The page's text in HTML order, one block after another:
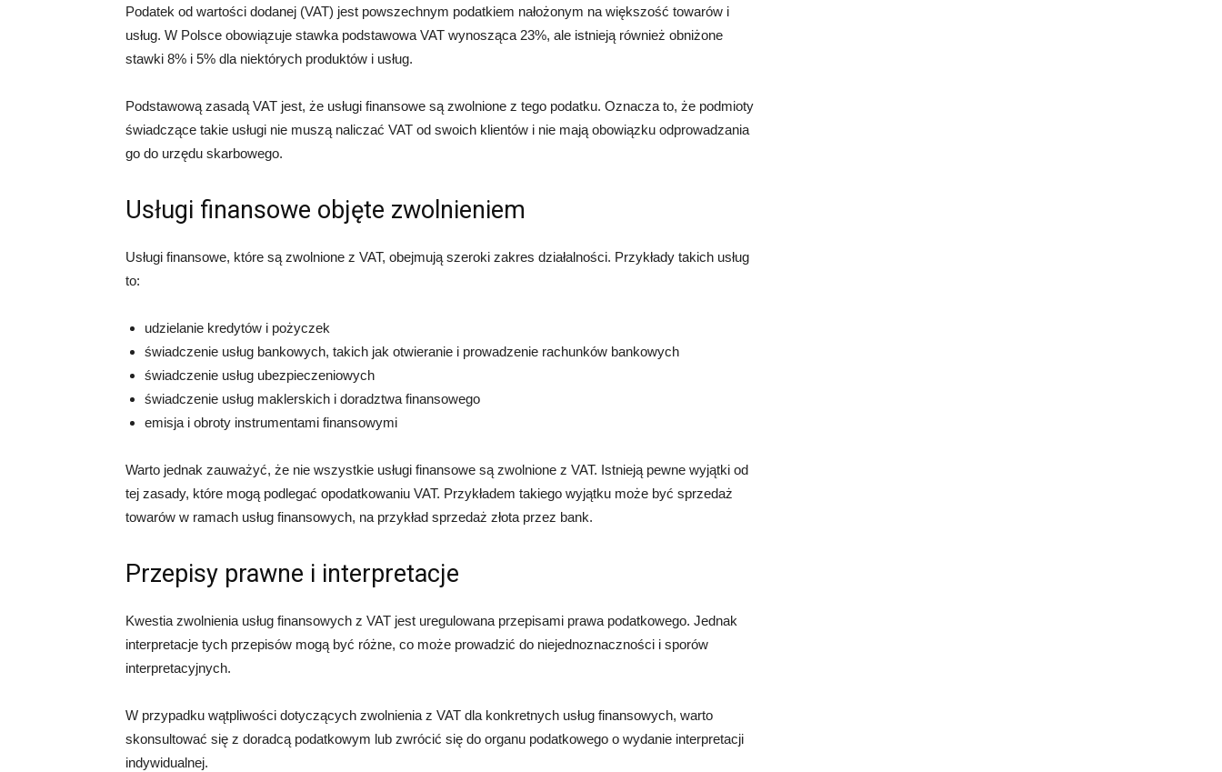
Podatek od wartości dodanej (VAT) jest powszechnym podatkiem nałożonym na większość towarów i
usług. W Polsce obowiązuje stawka podstawowa VAT wynosząca 23%, ale istnieją również obniżone
stawki 8% i 5% dla niektórych produktów i usług.
Podstawową zasadą VAT jest, że usługi finansowe są zwolnione z tego podatku. Oznacza to, że podmioty
świadczące takie usługi nie muszą naliczać VAT od swoich klientów i nie mają obowiązku odprowadzania
go do urzędu skarbowego.
Usługi finansowe objęte zwolnieniem
Usługi finansowe, które są zwolnione z VAT, obejmują szeroki zakres działalności. Przykłady takich usług
to:
udzielanie kredytów i pożyczek
świadczenie usług bankowych, takich jak otwieranie i prowadzenie rachunków bankowych
świadczenie usług ubezpieczeniowych
świadczenie usług maklerskich i doradztwa finansowego
emisja i obroty instrumentami finansowymi
Warto jednak zauważyć, że nie wszystkie usługi finansowe są zwolnione z VAT. Istnieją pewne wyjątki od
tej zasady, które mogą podlegać opodatkowaniu VAT. Przykładem takiego wyjątku może być sprzedaż
towarów w ramach usług finansowych, na przykład sprzedaż złota przez bank.
Przepisy prawne i interpretacje
Kwestia zwolnienia usług finansowych z VAT jest uregulowana przepisami prawa podatkowego. Jednak
interpretacje tych przepisów mogą być różne, co może prowadzić do niejednoznaczności i sporów
interpretacyjnych.
W przypadku wątpliwości dotyczących zwolnienia z VAT dla konkretnych usług finansowych, warto
skonsultować się z doradcą podatkowym lub zwrócić się do organu podatkowego o wydanie interpretacji
indywidualnej.